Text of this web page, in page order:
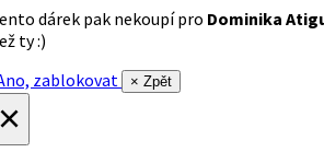
dárek pak nekoupí pro Dominika
ty :)
zablokovat
× Zpět